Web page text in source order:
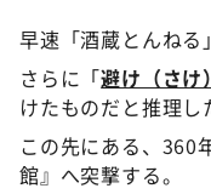
早速「酒蔵とんねる
さらに「避け（さけ）
けたものだと推理し
この先にある、360
館』へ突撃する。